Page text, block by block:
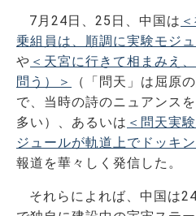
7月24日、25日、中国は
乗組員は、順調に実験モジ
や ＜天宮に行きて相まみえ
問う）＞
（「問天」は屈原
で、当時の詩のニュアンス
多い）、あるいは ＜問天実
ジュールが軌道上でドッキ
報道を華々しく発信した。
それらによれば、中国は